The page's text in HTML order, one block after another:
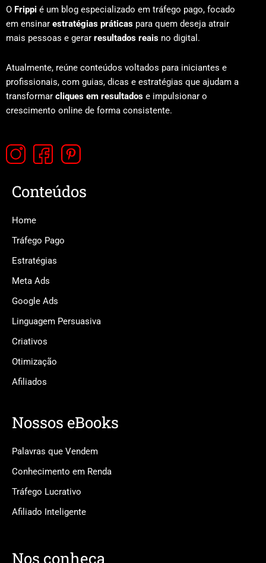
O Frippi é um blog especializado em tráfego pago, focado
em ensinar estratégias práticas para quem deseja atrair
mais pessoas e gerar resultados reais no digital.
Atualmente, reúne conteúdos voltados para iniciantes e
profissionais, com guias, dicas e estratégias que ajudam a
transformar cliques em resultados e impulsionar o
crescimento online de forma consistente.
Conteúdos
Home
Tráfego Pago
Estratégias
Meta Ads
Google Ads
Linguagem Persuasiva
Criativos
Otimização
Afiliados
Nossos eBooks
Palavras que Vendem
Conhecimento em Renda
Tráfego Lucrativo
Afiliado Inteligente
Nos conheça